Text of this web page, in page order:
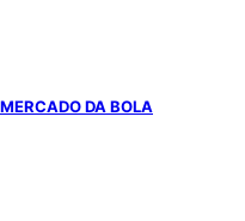
MERCADO DA BOLA